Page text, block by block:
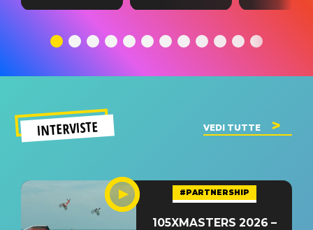
testo,
significato
traduzione e
del singolo
testo,
INTERVISTE VEDI TUTTE
#PARTNERSHIP
105XMASTERS 2026 –